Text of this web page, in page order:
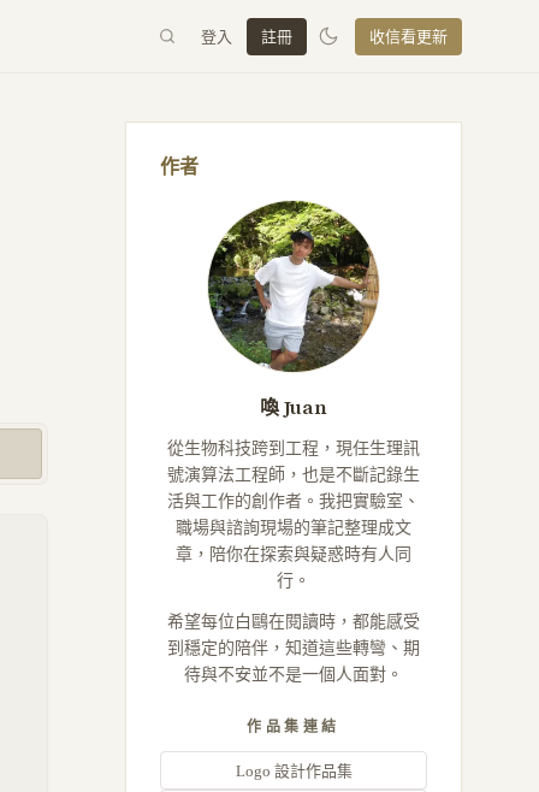
登入 註冊 收信看更新
作者
喚 Juan
從生物科技跨到工程，現任生理訊
號演算法工程師，也是不斷記錄生
活與工作的創作者。我把實驗室、
職場與諮詢現場的筆記整理成文
章，陪你在探索與疑惑時有人同
行。
希望每位白鷗在閱讀時，都能感受
到穩定的陪伴，知道這些轉彎、期
待與不安並不是一個人面對。
作品集連結
Logo 設計作品集